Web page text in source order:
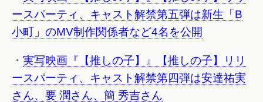
ースパーティ、キャスト解禁第五弾は新生「B
小町」のMV制作関係者など4名を公開
・ 実写映画『【推しの子】』【推しの子】リリ
ースパーティ、キャスト解禁第四弾は安達祐実
さん、要 潤さん、簡 秀吉さん